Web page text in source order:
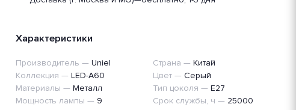
Характеристики
Производитель — Uniel Страна — Китай
Коллекция — LED-A60 Цвет — Серый
Материалы — Металл Тип цоколя — E27
Мощность лампы — 9 Срок службы, ч — 25000